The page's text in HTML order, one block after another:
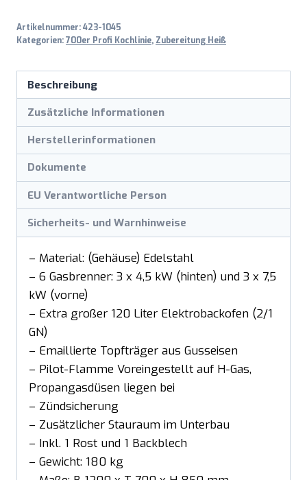
Artikelnummer:423-1045
Kategorien:700er Profi Kochlinie, Zubereitung Heiß
Beschreibung
Zusätzliche Informationen
Herstellerinformationen
Dokumente
EU Verantwortliche Person
Sicherheits- und Warnhinweise
– Material: (Gehäuse) Edelstahl
– 6 Gasbrenner: 3 x 4,5 kW (hinten) und 3 x 7,5
kW (vorne)
– Extra großer 120 Liter Elektrobackofen (2/1
GN)
– Emaillierte Topfträger aus Gusseisen
– Pilot-Flamme Voreingestellt auf H-Gas,
Propangasdüsen liegen bei
– Zündsicherung
– Zusätzlicher Stauraum im Unterbau
– Inkl. 1 Rost und 1 Backblech
– Gewicht: 180 kg